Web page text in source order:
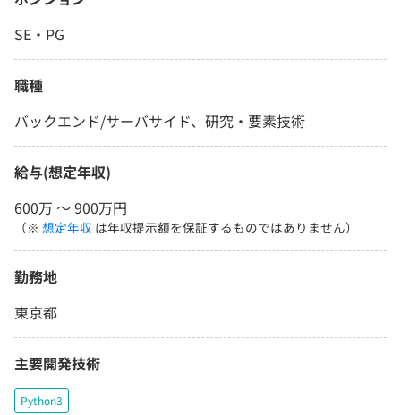
SE・PG
職種
バックエンド/サーバサイド、研究・要素技術
給与(想定年収)
600万 〜 900万円
（※ 想定年収 は年収提示額を保証するものではありません）
勤務地
東京都
主要開発技術
Python3